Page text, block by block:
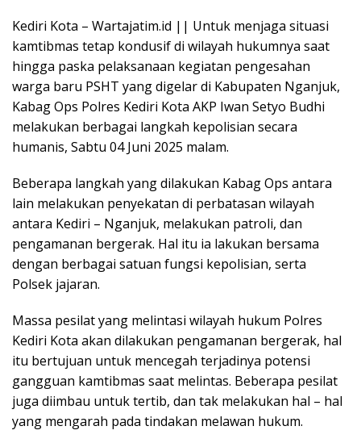
Kediri Kota – Wartajatim.id || Untuk menjaga situasi
kamtibmas tetap kondusif di wilayah hukumnya saat
hingga paska pelaksanaan kegiatan pengesahan
warga baru PSHT yang digelar di Kabupaten Nganjuk,
Kabag Ops Polres Kediri Kota AKP Iwan Setyo Budhi
melakukan berbagai langkah kepolisian secara
humanis, Sabtu 04 Juni 2025 malam.
Beberapa langkah yang dilakukan Kabag Ops antara
lain melakukan penyekatan di perbatasan wilayah
antara Kediri – Nganjuk, melakukan patroli, dan
pengamanan bergerak. Hal itu ia lakukan bersama
dengan berbagai satuan fungsi kepolisian, serta
Polsek jajaran.
Massa pesilat yang melintasi wilayah hukum Polres
Kediri Kota akan dilakukan pengamanan bergerak, hal
itu bertujuan untuk mencegah terjadinya potensi
gangguan kamtibmas saat melintas. Beberapa pesilat
juga diimbau untuk tertib, dan tak melakukan hal – hal
yang mengarah pada tindakan melawan hukum.